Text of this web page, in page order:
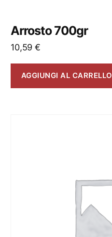
Arrosto 700gr
10,59 €
AGGIUNGI AL CARRELLO